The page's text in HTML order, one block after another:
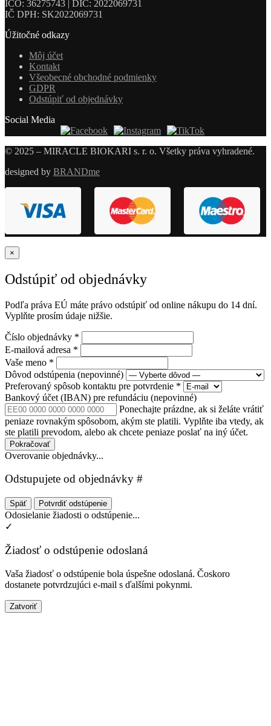
IČO: 36275743 | DIČ: 2022069731
IČ DPH: SK2022069731
Úžitočné odkazy
Môj účet
Kontakt
Všeobecné obchodné podmienky
GDPR
Odstúpiť od objednávky
Social Media
© 2025 – MIRACLE BIOKARI s. r. o. Všetky práva vyhradené.
designed by BRANDme
×
Odstúpiť od objednávky
Podľa práva EÚ máte právo odstúpiť od online nákupu do 14 dní.
Vyplňte prosím údaje nižšie.
Číslo objednávky *
E-mailová adresa *
Vaše meno *
Dôvod odstúpenia (nepovinné)
Preferovaný spôsob kontaktu pre potvrdenie *
Bankový účet (IBAN) pre refundáciu (nepovinné)
Ponechajte prázdne, ak si želáte vrátiť
peniaze rovnakým spôsobom, akým ste platili. Vyplňte iba vtedy, ak
ste platili prevodom, alebo ak chcete peniaze poslať na iný účet.
Pokračovať
Overovanie objednávky...
Odstupujete od objednávky #
Späť Potvrdiť odstúpenie
Odosielanie žiadosti o odstúpenie...
✓
Žiadosť o odstúpenie odoslaná
Vaša žiadosť o odstúpenie bola úspešne odoslaná. Čoskoro
dostanete potvrdzujúci e-mail s ďalšími pokynmi.
Zatvoriť